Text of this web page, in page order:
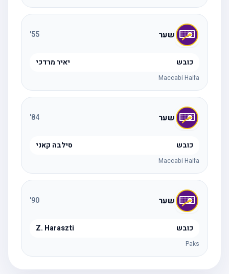
שער 55
'
כובש יאיר מרדכי
Maccabi Haifa
שער 84
'
כובש סילבה קאני
Maccabi Haifa
שער 90
'
כובש Z. Haraszti
Paks